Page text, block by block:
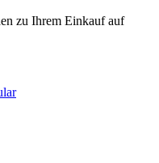
zu Ihrem Einkauf auf